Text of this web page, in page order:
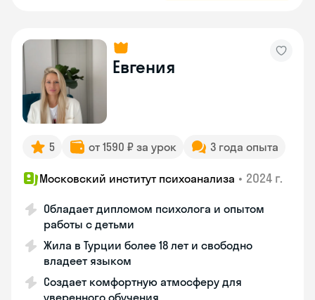
Евгения
5 от 1590 ₽ за урок 3 года опыта
Московский институт психоанализа • 2024 г.
Обладает дипломом психолога и опытом
работы с детьми
Жила в Турции более 18 лет и свободно
владеет языком
Создает комфортную атмосферу для
уверенного обучения